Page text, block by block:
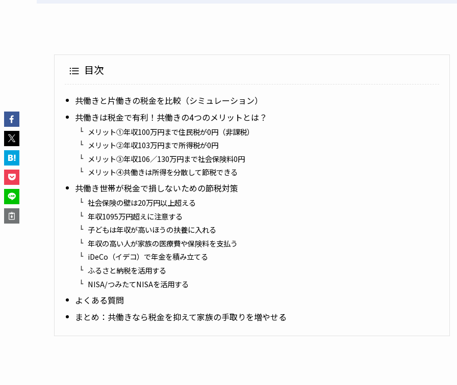
目次
共働きと片働きの税金を比較（シミュレーション）
共働きは税金で有利！共働きの4つのメリットとは？
メリット①年収100万円まで住民税が0円（非課税）
メリット②年収103万円まで所得税が0円
メリット③年収106／130万円まで社会保険料0円
メリット④共働きは所得を分散して節税できる
共働き世帯が税金で損しないための節税対策
社会保険の壁は20万円以上超える
年収1095万円超えに注意する
子どもは年収が高いほうの扶養に入れる
年収の高い人が家族の医療費や保険料を支払う
iDeCo（イデコ）で年金を積み立てる
ふるさと納税を活用する
NISA/つみたてNISAを活用する
よくある質問
まとめ：共働きなら税金を抑えて家族の手取りを増やせる